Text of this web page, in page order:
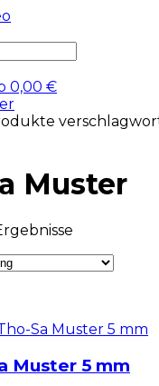
0,00 €
Muster
Muster 5 mm